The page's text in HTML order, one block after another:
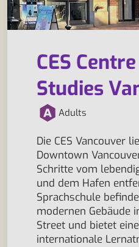
CES
Studies
Adults
Die CES Vancouver
Downtown
Schritte vom
und dem Hafen
Sprachschule
modernen Gebäude
Street und bietet
internationale